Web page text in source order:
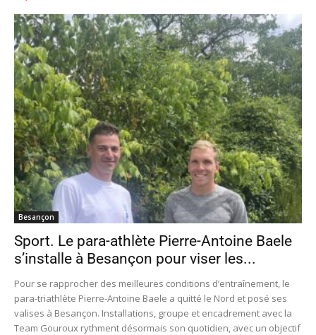
Besançon
Sport. Le para-athlète Pierre-Antoine Baele
s’installe à Besançon pour viser les...
Pour se rapprocher des meilleures conditions d’entraînement, le
para-triathlète Pierre-Antoine Baele a quitté le Nord et posé ses
valises à Besançon. Installations, groupe et encadrement avec la
Team Gouroux rythment désormais son quotidien, avec un objectif